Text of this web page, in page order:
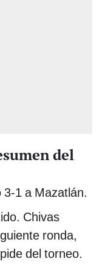
del
3-1 a Mazatlán.
Chivas
ronda,
del torneo.